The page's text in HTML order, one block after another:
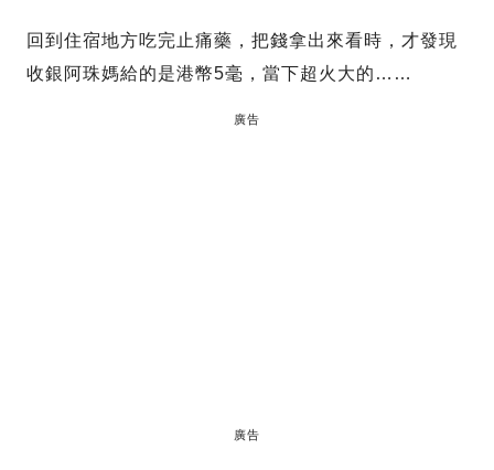
回到住宿地方吃完止痛藥，把錢拿出來看時，才發現
收銀阿珠媽給的是港幣5毫，當下超火大的……
廣告
廣告